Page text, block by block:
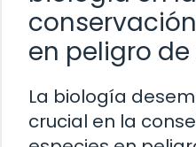
en peligro
La biología
crucial en la